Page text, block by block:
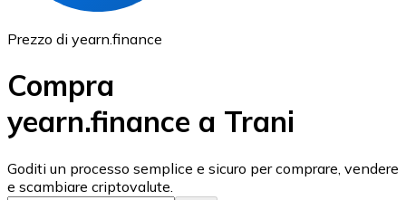
USD Coin
USDC
Prezzo di yearn.finance
Compra
yearn.finance a Trani
Goditi un processo semplice e sicuro per comprare, vendere
e scambiare criptovalute.